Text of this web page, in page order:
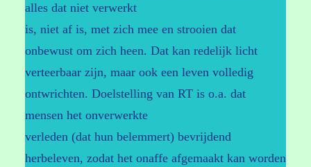
alles dat niet verwerkt
is, niet af is, met zich mee en strooien dat
onbewust om zich heen. Dat kan redelijk licht
verteerbaar zijn, maar ook een leven volledig
ontwrichten. Doelstelling van RT is o.a. dat
mensen het onverwerkte
verleden (dat hun belemmert) bevrijdend
herbeleven, zodat het onaffe afgemaakt kan worden